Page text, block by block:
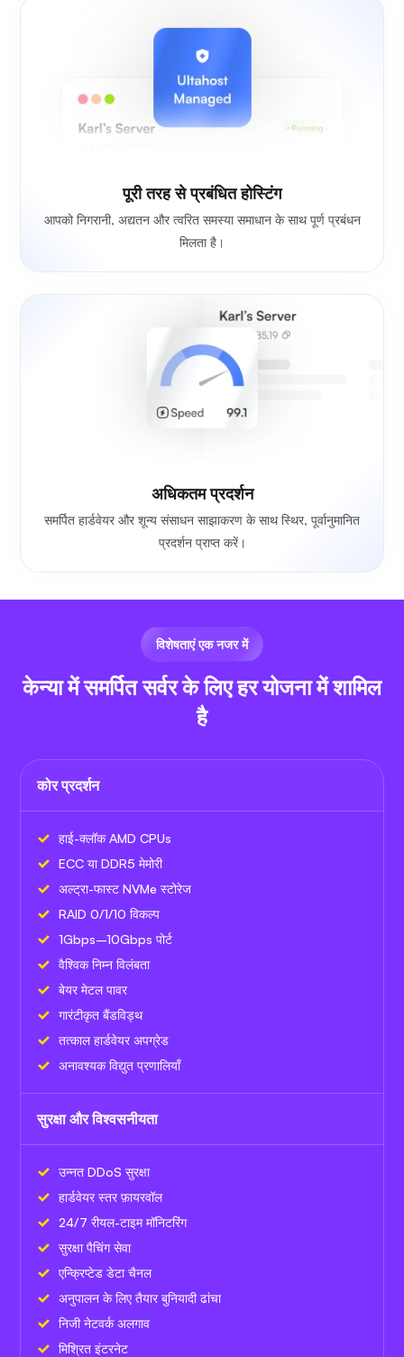
पूरी तरह से प्रबंधित होस्टिंग
आपको निगरानी, अद्यतन और त्वरित समस्या समाधान के साथ पूर्ण प्रबंधन
मिलता है।
अधिकतम प्रदर्शन
समर्पित हार्डवेयर और शून्य संसाधन साझाकरण के साथ स्थिर, पूर्वानुमानित
प्रदर्शन प्राप्त करें।
विशेषताएं एक नजर में
केन्या में समर्पित सर्वर के लिए हर योजना में शामिल
है
कोर प्रदर्शन
हाई-क्लॉक AMD CPUs
ECC या DDR5 मेमोरी
अल्ट्रा-फास्ट NVMe स्टोरेज
RAID 0/1/10 विकल्प
1Gbps–10Gbps पोर्ट
वैश्विक निम्न विलंबता
बेयर मेटल पावर
गारंटीकृत बैंडविड्थ
तत्काल हार्डवेयर अपग्रेड
अनावश्यक विद्युत प्रणालियाँ
सुरक्षा और विश्वसनीयता
उन्नत DDoS सुरक्षा
हार्डवेयर स्तर फ़ायरवॉल
24/7 रीयल-टाइम मॉनिटरिंग
सुरक्षा पैचिंग सेवा
एन्क्रिप्टेड डेटा चैनल
अनुपालन के लिए तैयार बुनियादी ढांचा
निजी नेटवर्क अलगाव
मिश्रित इंटरनेट